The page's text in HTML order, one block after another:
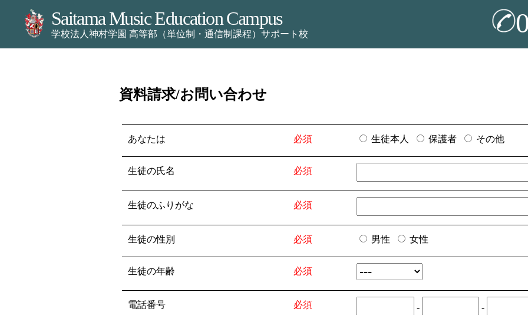
Saitama Music Education Campus
学校法人神村学園 高等部（単位制・通信制課程）サポート校
資料請求/お問い合わせ
あなたは 必須 生徒本人 保護者 その他
生徒の氏名 必須
生徒のふりがな 必須
生徒の性別 必須 男性 女性
生徒の年齢 必須
電話番号 必須 - -